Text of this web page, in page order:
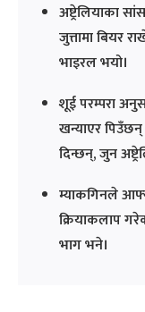
अष्ट्रेलियाका
जुत्तामा बियर
भाइरल भयो।
शूई परम्परा
खन्याएर
दिन्छन्, जुन
म्याकगिनले
क्रियाकलाप
भाग भने।